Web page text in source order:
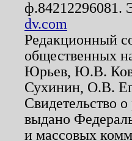
ф.84212296081.
dv.com
Редакционный
общественных
Юрьев, Ю.В.
Сухинин, О.В.
Свидетельство
выдано
и массовых